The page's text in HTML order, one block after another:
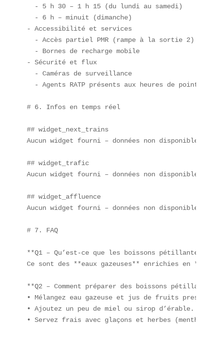
  - 5 h 30 – 1 h 15 (du lundi au samedi)
  - 6 h – minuit (dimanche)
- Accessibilité et services
  - Accès partiel PMR (rampe à la sortie 2)
  - Bornes de recharge mobile
- Sécurité et flux
  - Caméras de surveillance
  - Agents RATP présents aux heures de pointe
# 6. Infos en temps réel
## widget_next_trains
Aucun widget fourni – données non disponibles.
## widget_trafic
Aucun widget fourni – données non disponibles.
## widget_affluence
Aucun widget fourni – données non disponibles.
# 7. FAQ
**Q1 – Qu’est-ce que les boissons pétillantes
Ce sont des **eaux gazeuses** enrichies en
**Q2 – Comment préparer des boissons
• Mélangez eau gazeuse et jus de fruits
• Ajoutez un peu de miel ou sirop d’érable.
• Servez frais avec glaçons et herbes (menthe,